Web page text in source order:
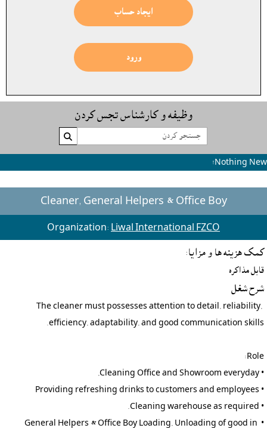
ایجاد حساب
ورود
وظيفه و کارشناس تجس کردن

Nothing New!
Cleaner, General Helpers & Office Boy
Organization: Liwal International FZCO
کمک هزينه ها و مزايا:
قابل مذاکره
شرح شغل
The cleaner must possesses attention to detail, reliability,
• General Helpers & Office Boy Loading, Unloading of good in